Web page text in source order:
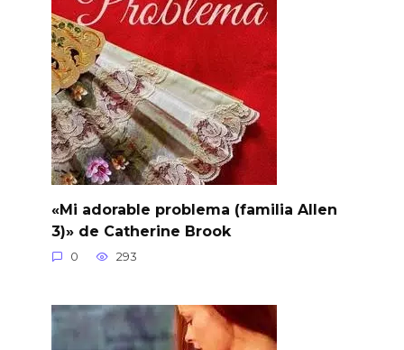
«Mi adorable problema (familia Allen
3)» de Catherine Brook
0 293